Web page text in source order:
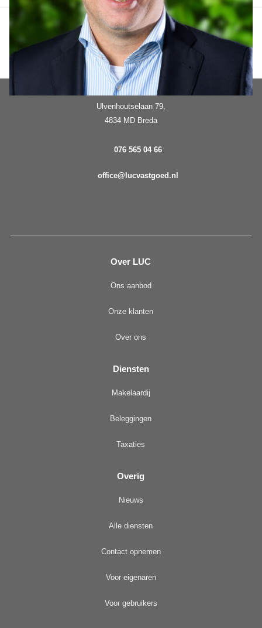
Ulvenhoutselaan 79,
4834 MD Breda
076 565 04 66
office@lucvastgoed.nl
Over LUC
Ons aanbod
Onze klanten
Over ons
Diensten
Makelaardij
Beleggingen
Taxaties
Overig
Nieuws
Alle diensten
Contact opnemen
Voor eigenaren
Voor gebruikers